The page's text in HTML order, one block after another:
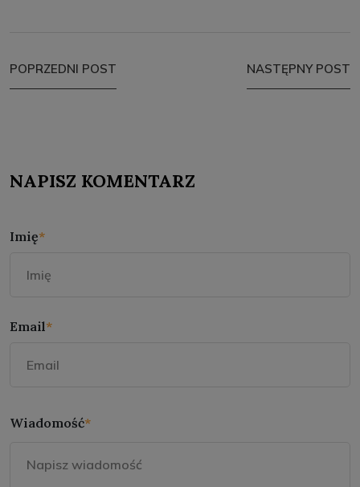
POPRZEDNI POST NASTĘPNY POST
NAPISZ KOMENTARZ
Imię*
Email*
Wiadomość*